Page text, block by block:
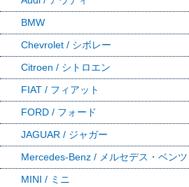
BMW
Chevrolet / シボレー
Citroen / シトロエン
FIAT / フィアット
FORD / フォード
JAGUAR / ジャガー
Mercedes-Benz / メルセデス・ベンツ
MINI / ミニ